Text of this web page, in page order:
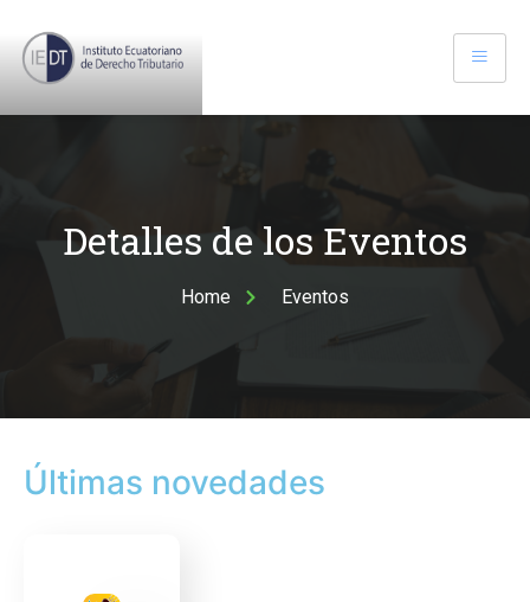
Detalles de los Eventos
Home Eventos
Últimas novedades